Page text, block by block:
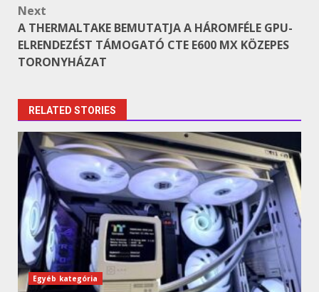
Next
A THERMALTAKE BEMUTATJA A HÁROMFÉLE GPU-
ELRENDEZÉST TÁMOGATÓ CTE E600 MX KÖZEPES
TORONYHÁZAT
RELATED STORIES
Egyéb kategória